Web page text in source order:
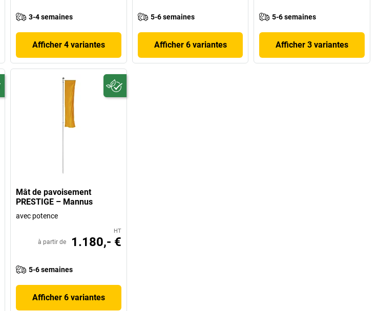
3-4 semaines
Afficher 4 variantes
5-6 semaines
Afficher 6 variantes
5-6 semaines
Afficher 3 variantes
Mât de pavoisement
PRESTIGE – Mannus
avec potence
HT
à partir de 1.180,- €
5-6 semaines
Afficher 6 variantes